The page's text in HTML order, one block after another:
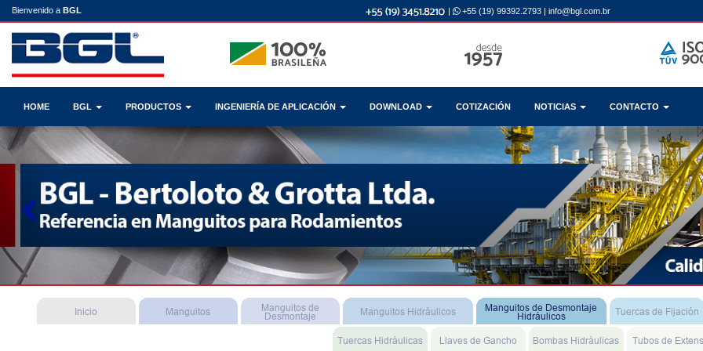
Bienvenido a BGL | +55 (19) 99392.2793 | info@bgl.com.br
HOME BGL PRODUCTOS INGENIERÍA DE APLICACIÓN DOWNLOAD COTIZACIÓN NOTICIAS CONTACTO
Previous